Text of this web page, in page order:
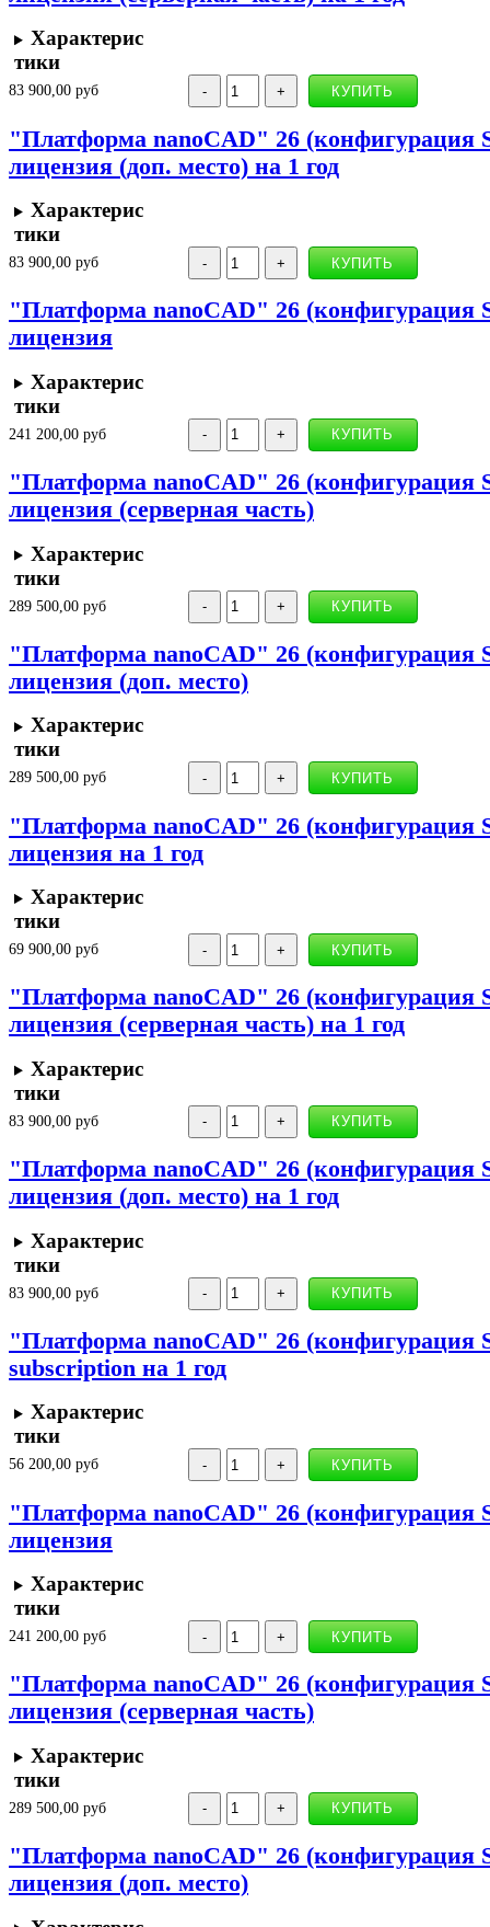
Характерис
тики
83 900,00 руб
"Платформа nanoCAD" 26 (конфигурация
лицензия (доп. место) на 1 год
Характерис
тики
83 900,00 руб
"Платформа nanoCAD" 26 (конфигурация
лицензия
Характерис
тики
241 200,00 руб
"Платформа nanoCAD" 26 (конфигурация
лицензия (серверная часть)
Характерис
тики
289 500,00 руб
"Платформа nanoCAD" 26 (конфигурация
лицензия (доп. место)
Характерис
тики
289 500,00 руб
"Платформа nanoCAD" 26 (конфигурация
лицензия на 1 год
Характерис
тики
69 900,00 руб
"Платформа nanoCAD" 26 (конфигурация
лицензия (серверная часть) на 1 год
Характерис
тики
83 900,00 руб
"Платформа nanoCAD" 26 (конфигурация
лицензия (доп. место) на 1 год
Характерис
тики
83 900,00 руб
"Платформа nanoCAD" 26 (конфигурация
subscription на 1 год
Характерис
тики
56 200,00 руб
"Платформа nanoCAD" 26 (конфигурация
лицензия
Характерис
тики
241 200,00 руб
"Платформа nanoCAD" 26 (конфигурация
лицензия (серверная часть)
Характерис
тики
289 500,00 руб
"Платформа nanoCAD" 26 (конфигурация
лицензия (доп. место)